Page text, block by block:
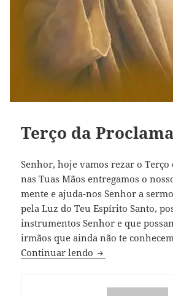
Terço da
Senhor, hoje vamos rezar o Terço
nas Tuas Mãos entregamos o
mente e ajuda-nos Senhor a
pela Luz do Teu Espírito Santo,
instrumentos Senhor e que
irmãos que ainda não te
Continuar lendo Terço da